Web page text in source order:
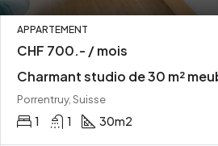
APPARTEMENT
CHF 700.- / mois
Porrentruy, Suisse
1 1 30m2